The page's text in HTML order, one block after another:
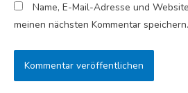
Name, E-Mail-Adresse und
meinen nächsten Kommentar speichern.